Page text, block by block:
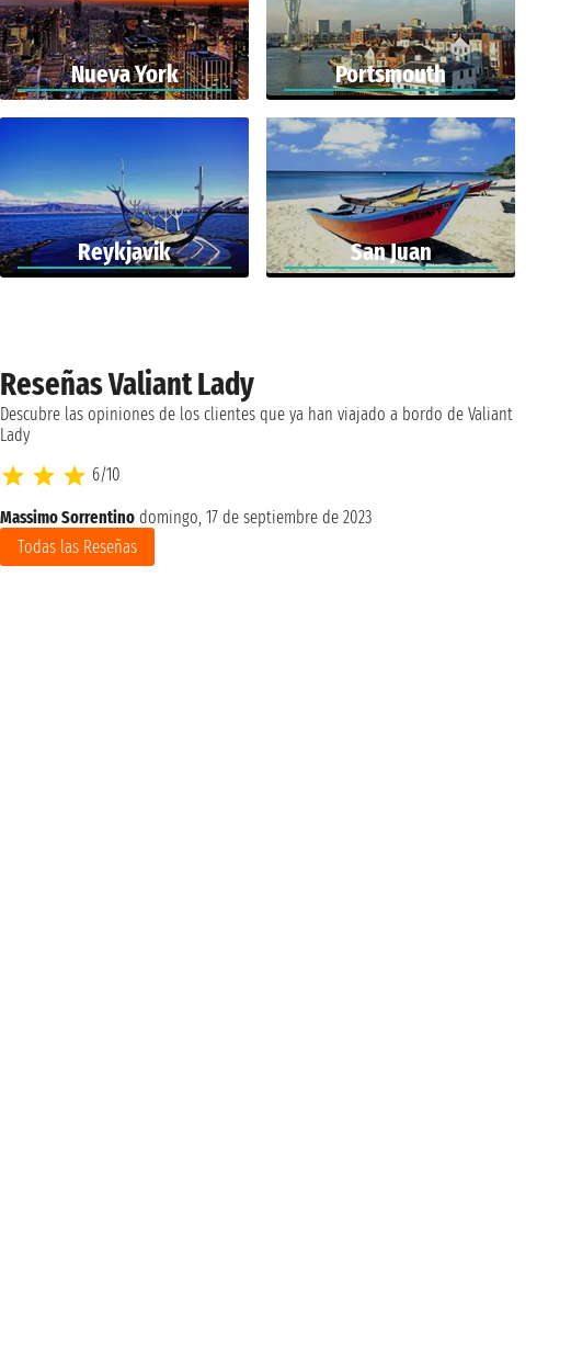
Nueva York Portsmouth
Reykjavik San Juan
Reseñas Valiant Lady
Descubre las opiniones de los clientes que ya han viajado a bordo de Valiant
Lady
6/10
Massimo Sorrentino domingo, 17 de septiembre de 2023
Todas las Reseñas